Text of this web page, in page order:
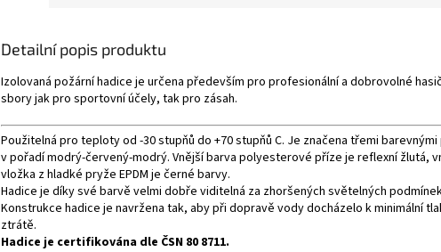
Detailní popis produktu
Izolovaná požární hadice je určena především pro profesionální a dobrovolné
sbory jak pro sportovní účely, tak pro zásah.
Použitelná pro teploty od -30 stupňů do +70 stupňů C. Je značena třemi
v pořadí modrý-červený-modrý. Vnější barva polyesterové příze je reflexní žlutá,
vložka z hladké pryže EPDM je černé barvy.
Hadice je díky své barvě velmi dobře viditelná za zhoršených světelných
Konstrukce hadice je navržena tak, aby při dopravě vody docházelo k minimální
ztrátě.
Hadice je certifikována dle ČSN 80 8711.